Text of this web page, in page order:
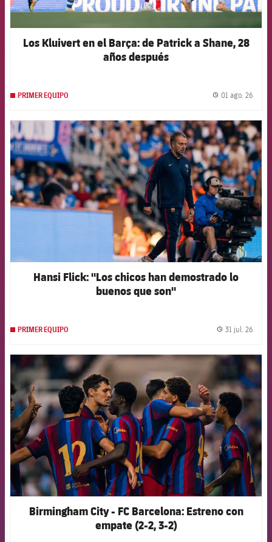
Los Kluivert en el Barça: de Patrick a Shane, 28
años después
PRIMER EQUIPO 01 ago. 26
FCB Barcelona badge
Hansi Flick: "Los chicos han demostrado lo
buenos que son"
PRIMER EQUIPO 31 jul. 26
FCB Barcelona badge
Birmingham City - FC Barcelona: Estreno con
empate (2-2, 3-2)